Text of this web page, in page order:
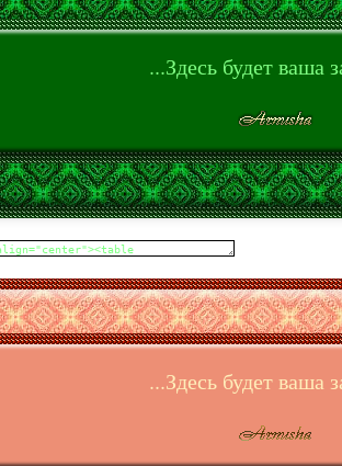
...Здесь будет ваша
...Здесь будет ваша